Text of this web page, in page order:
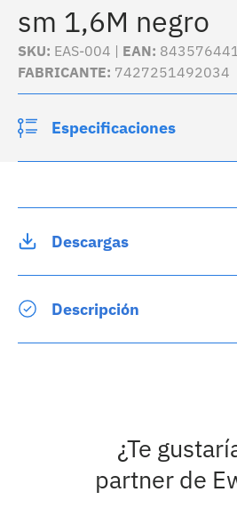
sm 1,6M negro
SKU: EAS-004 | EAN:
FABRICANTE: 7427251492034
Especificaciones
Descargas
Descripción
¿Te
partner de